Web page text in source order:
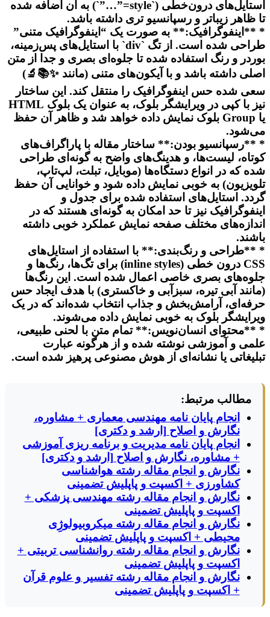
استایل‌های درون‌خطی (`style=”…”`) به آن اضافه شده
تا ظاهر زیباتر و رسپانسیو تری داشته باشد.
* **اینفوگرافیک:** به صورت یک “اینفوگرافیک متنی”
طراحی شده است. از تگ `div` با استایل‌های پس‌زمینه،
بوردر و رنگ استفاده شده تا جلوه‌ای بصری و جدا از متن
اصلی داشته باشد و با آیکون‌های متنی (مانند ✨📚🔬)
سعی شده حس اینفوگرافیک را منتقل کند. این ساختار
نیز با کپی در ویرایشگر بلوک، به عنوان یک بلوک HTML
یا Group بلوک نمایش داده خواهد شد و ظاهر آن حفظ
می‌شود.
* **رسپانسیو بودن:** ساختار مقاله با پاراگراف‌های
کوتاه، لیست‌ها، و هدینگ‌های واضح به گونه‌ای طراحی
شده که در انواع دستگاه‌ها (موبایل، تبلت، لپ‌تاپ،
تلویزیون) به خوبی نمایش داده شود و خوانایی آن حفظ
گردد. استایل‌های استفاده شده برای جدول و
اینفوگرافیک نیز تا حد امکان به گونه‌ای هستند که در
اندازه‌های مختلف صفحه نمایش عملکرد خوبی داشته
باشند.
* **طراحی و رنگ‌بندی:** با استفاده از استایل‌های
CSS درون خطی (inline styles) برای تگ‌ها، رنگ‌ها و
جلوه‌های بصری خاصی اعمال شده است. این رنگ‌ها
(مانند آبی تیره، سبزآبی و خاکستری) با هدف ایجاد حس
حرفه‌ای، آرامش‌بخش و جذاب انتخاب شده‌اند که در یک
ویرایشگر بلوک به خوبی نمایش داده می‌شوند.
* **محتوای انسان‌نویس:** تمام متن با لحنی طبیعی،
علمی و آموزشی نوشته شده و از هرگونه عبارت
تبلیغاتی یا نشانه‌ای از هوش مصنوعی پرهیز شده است.
مطالب مرتبط:
انجام پایان نامه مهندسی معماری + مشاوره،
نگارش و اصلاح [ارشد و دکتری]
انجام پایان نامه مدیریت و برنامه ریزی آموزشی
+ مشاوره، نگارش و اصلاح [ارشد و دکتری]
نگارش و انجام مقاله رشته هواشناسی
کشاورزی + اکسپت و پاپلیش تضمینی
نگارش و انجام مقاله رشته مهندسی پزشکی +
اکسپت و پاپلیش تضمینی
نگارش و انجام مقاله رشته میکروبیولوژِی
محیطی + اکسپت و پاپلیش تضمینی
نگارش و انجام مقاله رشته روانشناسی تربیتی +
اکسپت و پاپلیش تضمینی
نگارش و انجام مقاله رشته تفسیر و علوم قرآن
+ اکسپت و پاپلیش تضمینی